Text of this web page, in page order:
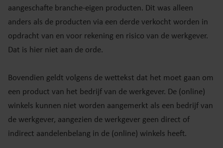
aangeschafte branche-eigen producten. Dit was alleen
anders als de producten via een derde verkocht worden in
opdracht van en voor rekening en risico van de werkgever.
Dat is hier niet aan de orde.
Bovendien geldt volgens de wettekst dat het moet gaan om
een product van het bedrijf van de werkgever. De (online)
winkels kunnen niet worden aangemerkt als een bedrijf van
de werkgever, aangezien de werkgever geen direct of
indirect aandelenbelang in de (online) winkels heeft.